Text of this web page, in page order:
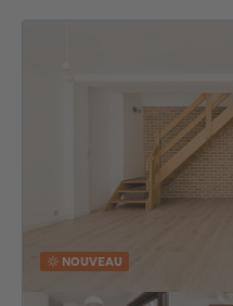
NOUVEAU